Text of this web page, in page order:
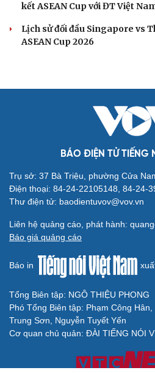
kết ASEAN Cup với ĐT Việt
Lịch sử đối đầu Singapore vs
ASEAN Cup 2026
BÁO ĐIỆN TỬ TIẾNG
Trụ sở: 37 Bà Triệu, phường Cửa
Điện thoại: 84-24-22105148, 84-24-
Thư điện tử: baodientuvov@vov.vn
Liên hệ quảng cáo, phát hành:
Báo giá quảng cáo
Báo in
Tổng Biên tập: NGÔ THIỆU PHONG
Phó Tổng Biên tập: Phạm Công
Trung Sơn, Nguyễn Tuyết Yến
Cơ quan chủ quản: ĐÀI TIẾNG NÓI